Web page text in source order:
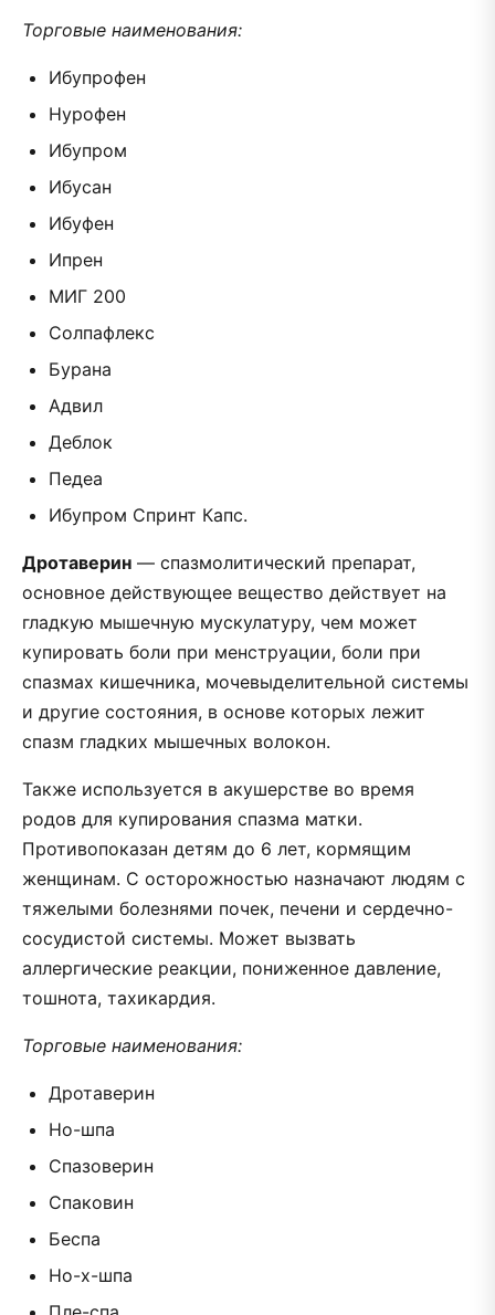
Торговые наименования:
Ибупрофен
Нурофен
Ибупром
Ибусан
Ибуфен
Ипрен
МИГ 200
Солпафлекс
Бурана
Адвил
Деблок
Педеа
Ибупром Спринт Капс.
Дротаверин — спазмолитический препарат,
основное действующее вещество действует на
гладкую мышечную мускулатуру, чем может
купировать боли при менструации, боли при
спазмах кишечника, мочевыделительной системы
и другие состояния, в основе которых лежит
спазм гладких мышечных волокон.
Также используется в акушерстве во время
родов для купирования спазма матки.
Противопоказан детям до 6 лет, кормящим
женщинам. С осторожностью назначают людям с
тяжелыми болезнями почек, печени и сердечно-
сосудистой системы. Может вызвать
аллергические реакции, пониженное давление,
тошнота, тахикардия.
Торговые наименования:
Дротаверин
Но-шпа
Спазоверин
Спаковин
Беспа
Но-х-шпа